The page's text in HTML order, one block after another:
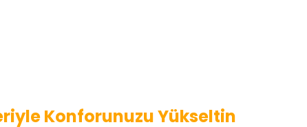
Konforunuzu Yükseltin